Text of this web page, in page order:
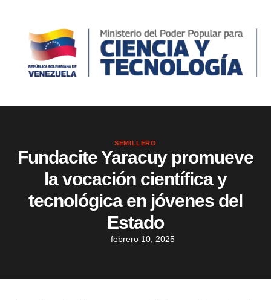
SEMILLERO
Fundacite Yaracuy promueve
la vocación científica y
tecnológica en jóvenes del
Estado
febrero 10, 2025